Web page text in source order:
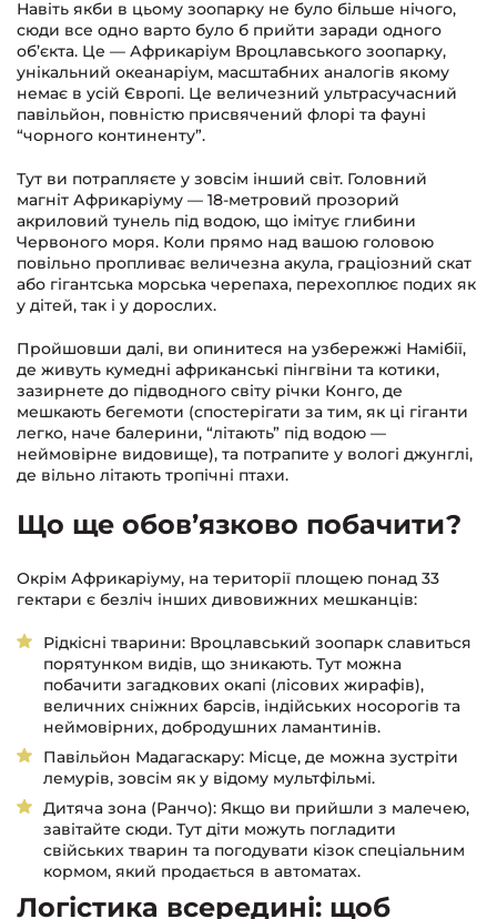
Навіть якби в цьому зоопарку не було більше нічого,
сюди все одно варто було б прийти заради одного
об’єкта. Це — Африкаріум Вроцлавського зоопарку,
унікальний океанаріум, масштабних аналогів якому
немає в усій Європі. Це величезний ультрасучасний
павільйон, повністю присвячений флорі та фауні
“чорного континенту”.
Тут ви потрапляєте у зовсім інший світ. Головний
магніт Африкаріуму — 18-метровий прозорий
акриловий тунель під водою, що імітує глибини
Червоного моря. Коли прямо над вашою головою
повільно пропливає величезна акула, граціозний скат
або гігантська морська черепаха, перехоплює подих як
у дітей, так і у дорослих.
Пройшовши далі, ви опинитеся на узбережжі Намібії,
де живуть кумедні африканські пінгвіни та котики,
зазирнете до підводного світу річки Конго, де
мешкають бегемоти (спостерігати за тим, як ці гіганти
легко, наче балерини, “літають” під водою —
неймовірне видовище), та потрапите у вологі джунглі,
де вільно літають тропічні птахи.
Що ще обов’язково побачити?
Окрім Африкаріуму, на території площею понад 33
гектари є безліч інших дивовижних мешканців:
Рідкісні тварини: Вроцлавський зоопарк славиться
порятунком видів, що зникають. Тут можна
побачити загадкових окапі (лісових жирафів),
величних сніжних барсів, індійських носорогів та
неймовірних, добродушних ламантинів.
Павільйон Мадагаскару: Місце, де можна зустріти
лемурів, зовсім як у відому мультфільмі.
Дитяча зона (Ранчо): Якщо ви прийшли з малечею,
завітайте сюди. Тут діти можуть погладити
свійських тварин та погодувати кізок спеціальним
кормом, який продається в автоматах.
Логістика всередині: щоб